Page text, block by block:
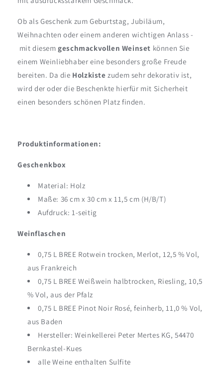
Ob als Geschenk zum Geburtstag, Jubiläum,
Weihnachten oder einem anderen wichtigen Anlass -
mit diesemgeschmackvollen Weinset können Sie
einem Weinliebhaber eine besonders große Freude
bereiten. Da die Holzkiste zudem sehr dekorativ ist,
wird der oder die Beschenkte hierfür mit Sicherheit
einen besonders schönen Platz finden.
Produktinformationen:
Geschenkbox
Material: Holz
Maße: 36 cm x 30 cm x 11,5 cm (H/B/T)
Aufdruck: 1-seitig
Weinflaschen
0,75 L BREE Rotwein trocken, Merlot, 12,5 % Vol,
aus Frankreich
0,75 L BREE Weißwein halbtrocken, Riesling, 10,5
% Vol, aus der Pfalz
0,75 L BREE Pinot Noir Rosé, feinherb, 11,0 % Vol,
aus Baden
Hersteller: Weinkellerei Peter Mertes KG, 54470
Bernkastel-Kues
alle Weine enthalten Sulfite